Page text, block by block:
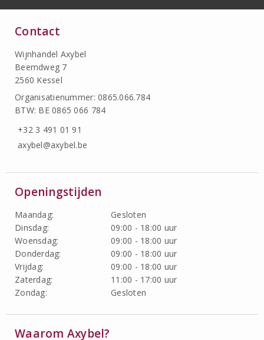
Contact
Wijnhandel Axybel
Beemdweg 7
2560 Kessel
Organisatienummer: 0865.066.784
BTW: BE 0865 066 784
+32 3 491 01 91
axybel@axybel.be
Openingstijden
Maandag:
Gesloten
Dinsdag:
09:00 - 18:00 uur
Woensdag:
09:00 - 18:00 uur
Donderdag:
09:00 - 18:00 uur
Vrijdag:
09:00 - 18:00 uur
Zaterdag:
11:00 - 17:00 uur
Zondag:
Gesloten
Waarom Axybel?